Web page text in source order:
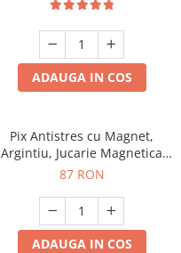
ADAUGA IN COS
Pix Antistres cu Magnet,
Argintiu, Jucarie Magnetica
pentru Birou
87 RON
ADAUGA IN COS